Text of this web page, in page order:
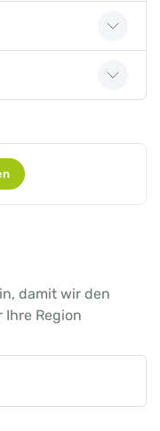
damit wir den
Region